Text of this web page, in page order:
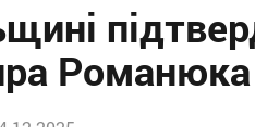
Романюка